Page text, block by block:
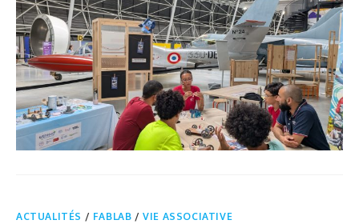
ACTUALITÉS / FABLAB /VIE ASSOCIATIVE